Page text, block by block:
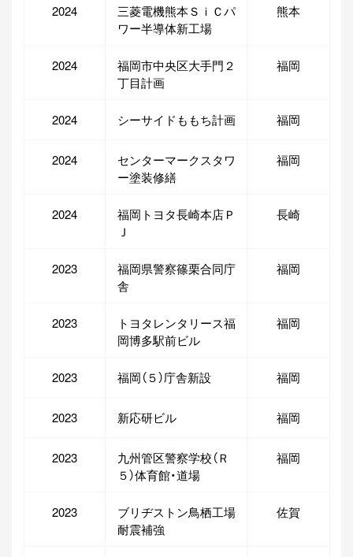
2024
三菱電機熊本ＳｉＣパ
ワー半導体新工場
熊本
2024
福岡市中央区大手門２
丁目計画
福岡
2024 シーサイドももち計画 福岡
2024
センターマークスタワ
ー塗装修繕
福岡
2024
福岡トヨタ長崎本店Ｐ
Ｊ
長崎
2023
福岡県警察篠栗合同庁
舎
福岡
2023
トヨタレンタリース福
岡博多駅前ビル
福岡
2023 福岡（５）庁舎新設 福岡
2023 新応研ビル 福岡
2023
九州管区警察学校（Ｒ
５）体育館・道場
福岡
2023
ブリヂストン鳥栖工場
耐震補強
佐賀